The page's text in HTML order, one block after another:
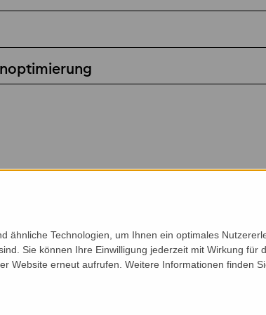
ähnliche Technologien, um Ihnen ein optimales
Sie können Ihre Einwilligung jederzeit mit Wirkung
Website erneut aufrufen. Weitere Informationen finden